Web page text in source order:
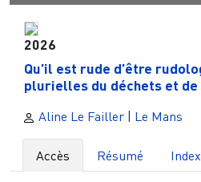
2026
Qu’il est rude d’être
plurielles du déchets et de
Aline Le Failler Le Mans
Accès Résumé Index